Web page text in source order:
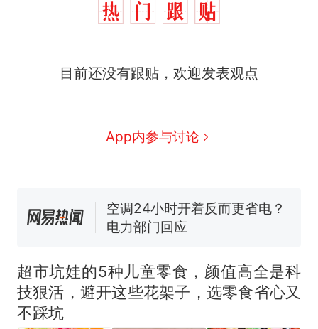
目前还没有跟贴，欢迎发表观点
App内参与讨论
热
十多万人报名的考试，成绩
家，刚改国名，总统就邀请中
了……
视频丨只要一枚命中就能让航
佛山一中学招聘物理教师，笔
试前13名均遭淘汰？教育局：
核查
全部作废，公平么？
超市坑娃的5种儿童零食，颜值高全是科
技狠活，避开这些花架子，选零食省心又
不踩坑